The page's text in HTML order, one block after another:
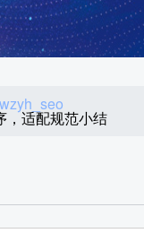
wzyh_seo
，适配规范小结